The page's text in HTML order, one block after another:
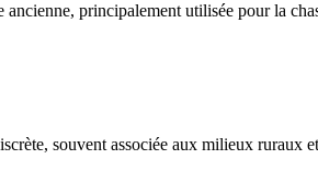
principalement utilisée pour la
souvent associée aux milieux ruraux